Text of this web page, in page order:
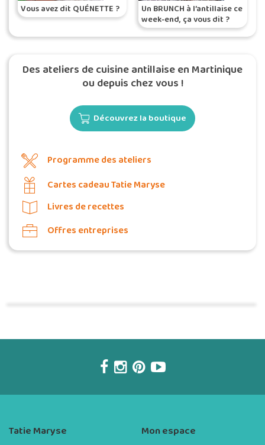
Vous avez dit QUÉNETTE ?
Un BRUNCH à l’antillaise ce
week-end, ça vous dit ?
Des ateliers de cuisine antillaise en Martinique
ou depuis chez vous !
Découvrez la boutique
Programme des ateliers
Cartes cadeau Tatie Maryse
Livres de recettes
Offres entreprises
Tatie Maryse Mon espace